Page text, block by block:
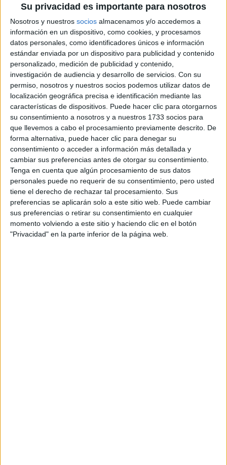
Su privacidad es importante para nosotros
Nosotros y nuestros socios almacenamos y/o accedemos a
información en un dispositivo, como cookies, y procesamos
datos personales, como identificadores únicos e información
estándar enviada por un dispositivo para publicidad y contenido
personalizado, medición de publicidad y contenido,
investigación de audiencia y desarrollo de servicios. Con su
permiso, nosotros y nuestros socios podemos utilizar datos de
localización geográfica precisa e identificación mediante las
características de dispositivos. Puede hacer clic para otorgarnos
su consentimiento a nosotros y a nuestros 1733 socios para
que llevemos a cabo el procesamiento previamente descrito. De
forma alternativa, puede hacer clic para denegar su
consentimiento o acceder a información más detallada y
cambiar sus preferencias antes de otorgar su consentimiento.
Tenga en cuenta que algún procesamiento de sus datos
personales puede no requerir de su consentimiento, pero usted
tiene el derecho de rechazar tal procesamiento. Sus
preferencias se aplicarán solo a este sitio web. Puede cambiar
sus preferencias o retirar su consentimiento en cualquier
momento volviendo a este sitio y haciendo clic en el botón
"Privacidad" en la parte inferior de la página web.
Sobre ti
Soy:*
Chico
Chica
¿En qué año terminas (o terminaste) bachillerato o FP?
Soy estudiante de:*
Términos y Condiciones de Uso
Aceptolos Términos y Condicionesde uso*